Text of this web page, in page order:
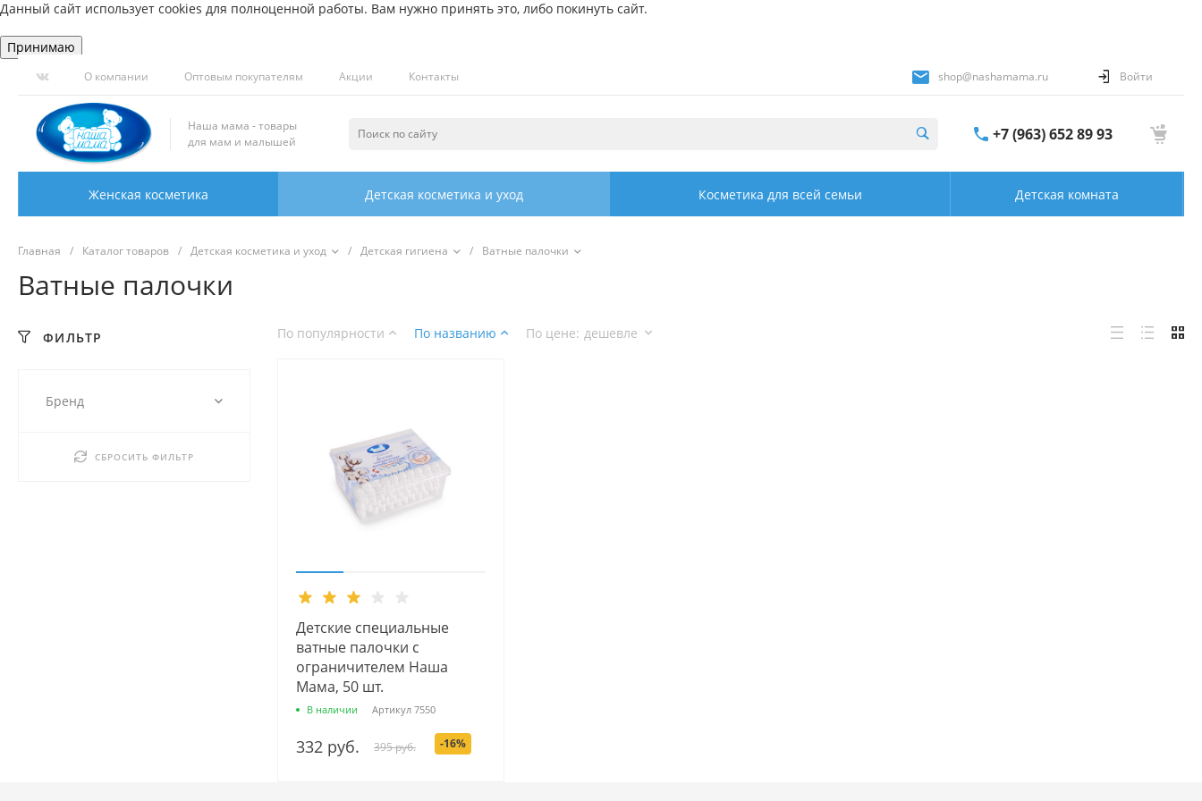
Данный сайт использует cookies для полноценной работы. Вам нужно принять это, либо покинуть сайт.
Принимаю
О компании Оптовым покупателям Акции Контакты shop@nashamama.ru Войти
Наша мама - товары
для мам и малышей
+7 (963) 652 89 93
Женская косметика Детская косметика и уход Косметика для всей семьи Детская комната
Главная / Каталог товаров / Детская косметика и уход / Детская гигиена / Ватные палочки
Ватные палочки
ФИЛЬТР
Бренд
СБРОСИТЬ ФИЛЬТР
По популярности По названию По цене: дешевле
Детские специальные
ватные палочки с
ограничителем Наша
Мама, 50 шт.
В наличии Артикул 7550
332 руб. 395 руб. -16%